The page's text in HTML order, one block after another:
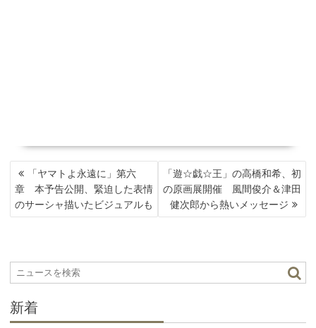
投
稿
ナ
ビ
シ
ョ
「ヤマトよ永遠に」第六
章 本予告公開、緊迫した表情
のサーシャ描いたビジュアルも
「遊☆戯☆王」の高橋和希、初
の原画展開催 風間俊介＆津田
健次郎から熱いメッセージ
新着